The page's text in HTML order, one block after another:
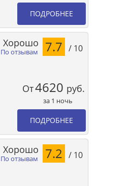
ПОДРОБНЕЕ
По отзывам
Хорошо 7.7 / 10
От4620 руб.
за 1 ночь
ПОДРОБНЕЕ
По отзывам
Хорошо 7.2 / 10